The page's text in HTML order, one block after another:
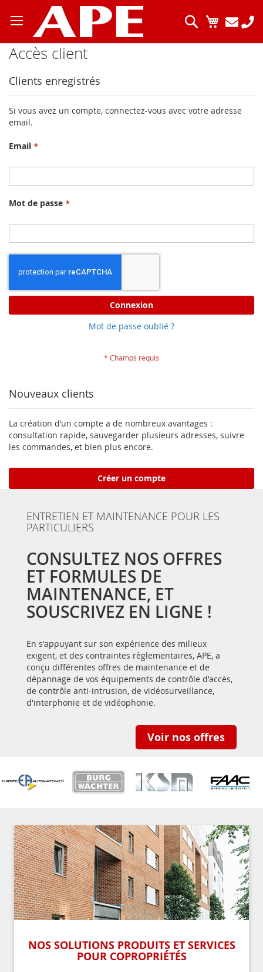
au
contenu
Mon
Chercher
Accès client
Clients enregistrés
Si vous avez un compte, connectez-vous avec votre adresse
email.
Email
Mot de passe
Connexion
Mot de passe oublié ?
Nouveaux clients
La création d’un compte a de nombreux avantages :
consultation rapide, sauvegarder plusieurs adresses, suivre
les commandes, et bien plus encore.
Créer un compte
ENTRETIEN ET MAINTENANCE POUR LES
PARTICULIERS
CONSULTEZ NOS OFFRES
ET FORMULES DE
MAINTENANCE, ET
SOUSCRIVEZ EN LIGNE !
En s'appuyant sur son expérience des milieux
exigent, et des contraintes règlementaires, APE, a
conçu différentes offres de maintenance et de
dépannage de vos équipements de contrôle d'accès,
de contrôle anti-intrusion, de vidéosurveillance,
d'interphonie et de vidéophonie.
Voir nos offres
NOS SOLUTIONS PRODUITS ET SERVICES
POUR COPROPRIÉTÉS